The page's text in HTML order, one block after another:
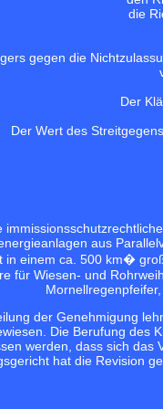
die
gegen die
Der
Der Wert des
aus
in einem ca. 500 km�
für Wiesen- und
der Genehmigung
Die Berufung des
werden, dass sich das
hat die Revision